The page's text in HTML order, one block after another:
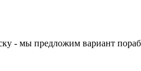
- мы предложим вариант